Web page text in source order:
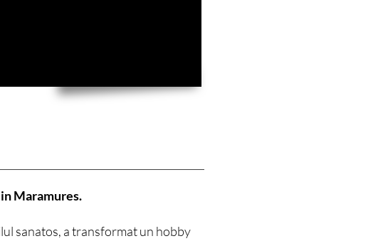
Maramures.
sanatos, a transformat un hobby